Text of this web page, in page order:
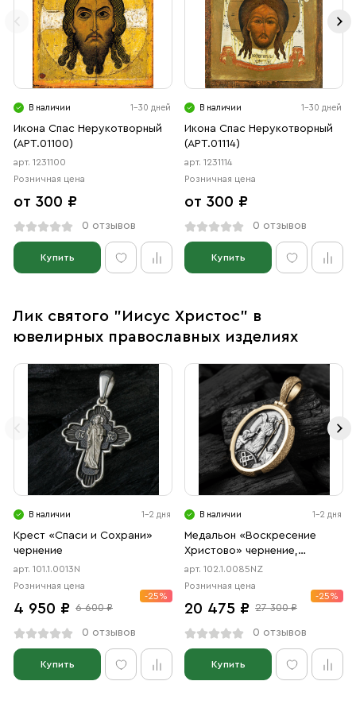
В наличии 1-30 дней
Икона Спас Нерукотворный
(АРТ.01100)
арт. 1231100
Розничная цена
от 300 ₽
0 отзывов
Купить
В наличии 1-30 дней
Икона Спас Нерукотворный
(АРТ.01114)
арт. 1231114
Розничная цена
от 300 ₽
0 отзывов
Купить
Лик святого "Иисус Христос" в
ювелирных православных изделиях
В наличии 1-2 дня
Крест «Спаси и Сохрани»
чернение
арт. 101.1.0013N
Розничная цена
4 950 ₽ 6 600 ₽
-25%
0 отзывов
Купить
В наличии 1-2 дня
Медальон «Воскресение
Христово» чернение,
позолота
арт. 102.1.0085NZ
Розничная цена
20 475 ₽ 27 300 ₽
-25%
0 отзывов
Купить